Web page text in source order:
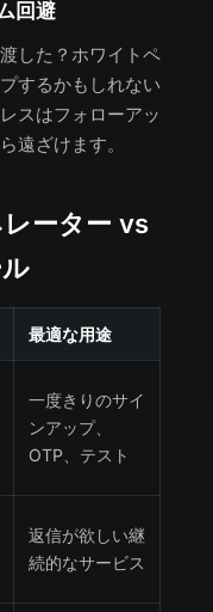
回避
した？ホワイトペ
するかもしれない
スはフォローアッ
遠ざけます。
ーター vs
最適な用途
一度きりのサイ
ンアップ、
OTP、テスト
返信が欲しい継
続的なサービス